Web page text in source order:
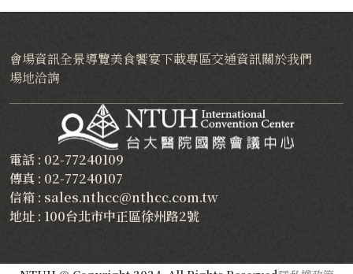
會場資訊全景導覽美食饗宴下載專區交通資訊關於我們
場地洽詢
電話 : 02-77240109
傳真 : 02-77240107
信箱 : sales.nthcc@nthcc.com.tw
地址 : 100台北市中正區徐州路2號